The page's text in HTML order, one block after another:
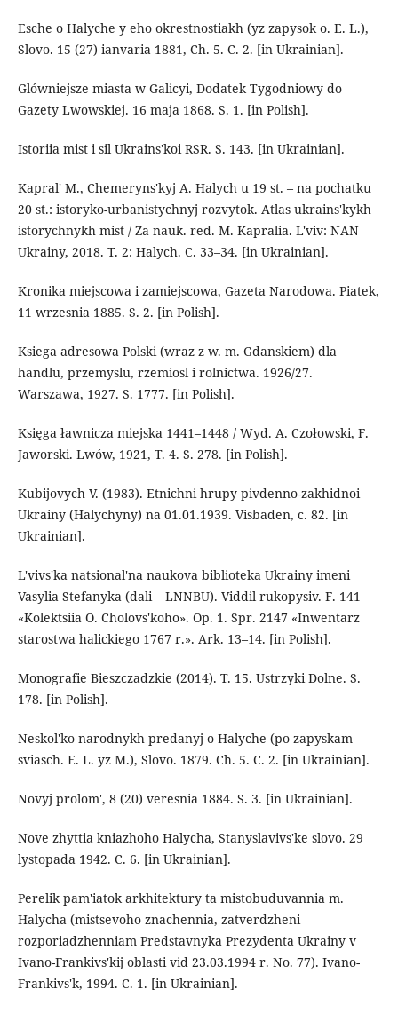
Esche o Halyche y eho okrestnostiakh (yz zapysok o. E. L.),
Slovo. 15 (27) ianvaria 1881, Ch. 5. C. 2. [in Ukrainian].
Glówniejsze miasta w Galicyi, Dodatek Tygodniowy do
Gazety Lwowskiej. 16 maja 1868. S. 1. [in Polish].
Istoriia mist i sil Ukrains'koi RSR. S. 143. [in Ukrainian].
Kapral' M., Chemeryns'kyj A. Halych u 19 st. – na pochatku
20 st.: istoryko-urbanistychnyj rozvytok. Atlas ukrains'kykh
istorychnykh mist / Za nauk. red. M. Kapralia. L'viv: NAN
Ukrainy, 2018. T. 2: Halych. C. 33–34. [in Ukrainian].
Kronika miejscowa i zamiejscowa, Gazeta Narodowa. Piatek,
11 wrzesnia 1885. S. 2. [in Polish].
Ksiega adresowa Polski (wraz z w. m. Gdanskiem) dla
handlu, przemyslu, rzemiosl i rolnictwa. 1926/27.
Warszawa, 1927. S. 1777. [in Polish].
Księga ławnicza miejska 1441–1448 / Wyd. A. Czołowski, F.
Jaworski. Lwów, 1921, T. 4. S. 278. [in Polish].
Kubijovych V. (1983). Etnichni hrupy pivdenno-zakhidnoi
Ukrainy (Halychyny) na 01.01.1939. Visbaden, с. 82. [in
Ukrainian].
L'vivs'ka natsional'na naukova biblioteka Ukrainy imeni
Vasylia Stefanyka (dali – LNNBU). Viddil rukopysiv. F. 141
«Kolektsiia O. Cholovs'koho». Op. 1. Spr. 2147 «Inwentarz
starostwa halickiego 1767 r.». Ark. 13–14. [in Polish].
Monografie Bieszczadzkie (2014). T. 15. Ustrzyki Dolne. S.
178. [in Polish].
Neskol'ko narodnykh predanyj o Halyche (po zapyskam
sviasch. E. L. yz M.), Slovo. 1879. Ch. 5. C. 2. [in Ukrainian].
Novyj prolom', 8 (20) veresnia 1884. S. 3. [in Ukrainian].
Nove zhyttia kniazhoho Halycha, Stanyslavivs'ke slovo. 29
lystopada 1942. С. 6. [in Ukrainian].
Perelik pam'iatok arkhitektury ta mistobuduvannia m.
Halycha (mistsevoho znachennia, zatverdzheni
rozporiadzhenniam Predstavnyka Prezydenta Ukrainy v
Ivano-Frankivs'kij oblasti vid 23.03.1994 r. No. 77). Ivano-
Frankivs'k, 1994. C. 1. [in Ukrainian].